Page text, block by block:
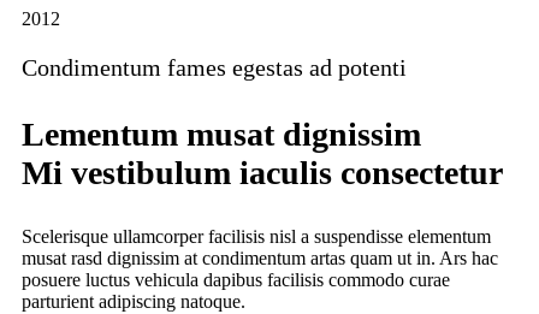
2012
Condimentum fames egestas ad potenti
Lementum musat dignissim
Mi vestibulum iaculis consectetur
Scelerisque ullamcorper facilisis nisl a suspendisse elementum
musat rasd dignissim at condimentum artas quam ut in. Ars hac
posuere luctus vehicula dapibus facilisis commodo curae
parturient adipiscing natoque.